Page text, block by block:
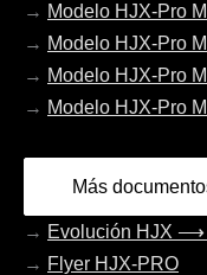
→ Modelo HJX-Pro
→ Modelo HJX-Pro
→ Modelo HJX-Pro
→ Modelo HJX-Pro
Más
→ Evolución HJX ⟶
→ Flyer HJX-PRO